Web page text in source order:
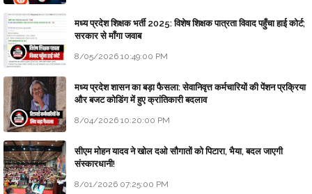
मध्य प्रदेश शिक्षक भर्ती 2025: विशेष शिक्षक पात्रता विवाद पहुँचा हाई कोर्ट;
सरकार से माँगा जवाब
8/05/2026 10:49:00 PM
मध्य प्रदेश शासन का बड़ा फैसला: सेवानिवृत्त कर्मचारियों की पेंशन प्रक्रिया
और बजट कोडिंग में हुए क्रांतिकारी बदलाव
8/04/2026 10:20:00 PM
सीएम मोहन यादव ने खोल दओ सौगातों को पिटारा, भैया, बदल जाएगी
संस्कारधानी!
8/01/2026 07:25:00 PM